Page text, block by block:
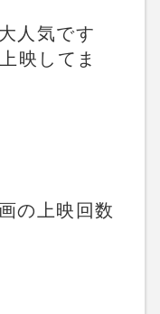
人気です
映してま
の上映回数